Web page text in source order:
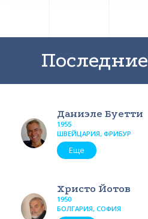
Последние
Даниэле Буетти
1955
ШВЕЙЦАРИЯ, ФРИБУР
Еще
Христо Йотов
1950
БОЛГАРИЯ, СОФИЯ